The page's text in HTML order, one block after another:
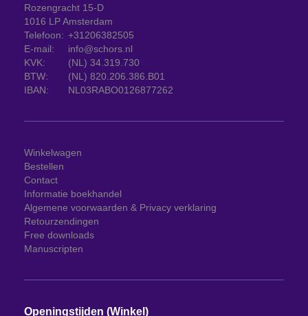
Rozengracht 15-D
1016 LP Amsterdam
Telefoon: +31206382505
E-mail:
info@schors.nl
KVK:
(NL) 34.319.730
BTW:
(NL) 820.206.386.B01
IBAN:
NL03RABO0126877262
Winkelwagen
Bestellen
Contact
Informatie boekhandel
Algemene voorwaarden & Privacy verklaring
Retourzendingen
Free downloads
Manuscripten
Openingstijden (Winkel)